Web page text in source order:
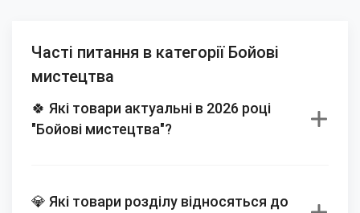
Часті питання в категорії Бойові
мистецтва
🍀 Які товари актуальні в 2026 році
"Бойові мистецтва"?
💎 Які товари розділу відносяться до